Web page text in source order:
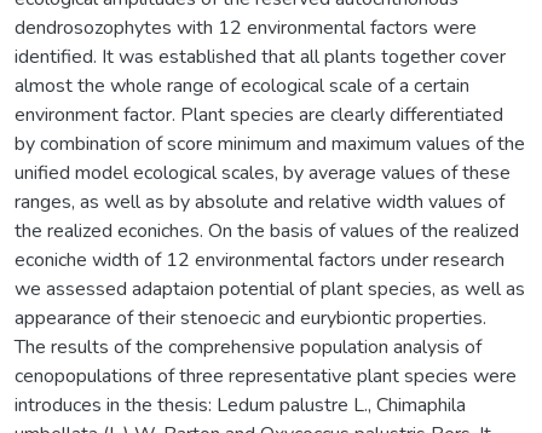
dendrosozophytes with 12 environmental factors were
identified. It was established that all plants together cover
almost the whole range of ecological scale of a certain
environment factor. Plant species are clearly differentiated
by combination of score minimum and maximum values of the
unified model ecological scales, by average values of these
ranges, as well as by absolute and relative width values of
the realized econiches. On the basis of values of the realized
econiche width of 12 environmental factors under research
we assessed adaptaion potential of plant species, as well as
appearance of their stenoecic and eurybiontic properties.
The results of the comprehensive population analysis of
cenopopulations of three representative plant species were
introduces in the thesis: Ledum palustre L., Chimaphila